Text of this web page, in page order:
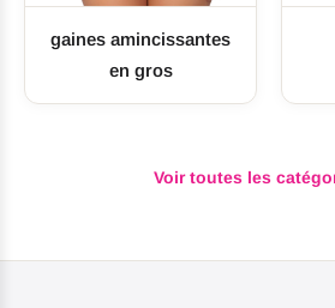
CERTIFIÉ WRAP
gaines amincissantes
en gros
Voir toutes les